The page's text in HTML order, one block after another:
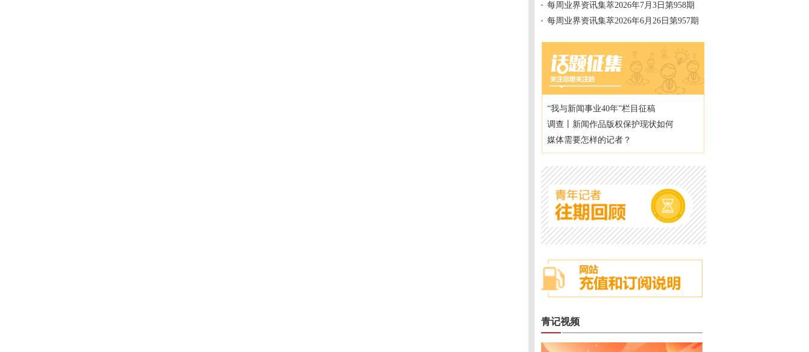
每周业界资讯集萃2026年7月3日第958期
每周业界资讯集萃2026年6月26日第957期
“我与新闻事业40年”栏目征稿
调查丨新闻作品版权保护现状如何
媒体需要怎样的记者？
青记视频